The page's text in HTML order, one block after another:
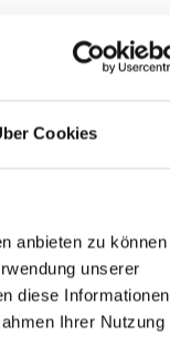
Cookies
anbieten zu können
unserer
diese Informationen
Ihrer Nutzung